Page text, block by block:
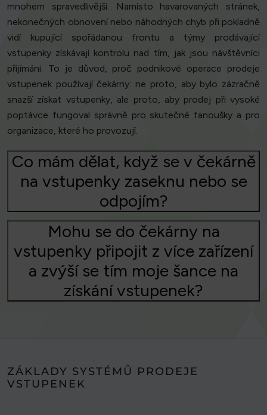
mnohem spravedlivější. Namísto havarovaných stránek,
nekonečných obnovení nebo náhodných chyb při pokladně
vidí kupující spořádanou frontu a týmy prodávající
vstupenky získávají kontrolu nad tím, jak jsou návštěvníci
přijímáni. To je důvod, proč podnikové operace prodeje
vstupenek používají čekárny: ne proto, aby bylo zázračně
snazší získat vstupenky, ale proto, aby prodej při vysoké
poptávce fungoval správně pro skutečné fanoušky a pro
organizace, které ho provozují.
Co mám dělat, když se v čekárně
na vstupenky zaseknu nebo se
odpojím?
Mohu se do čekárny na
vstupenky připojit z více zařízení
a zvýší se tím moje šance na
získání vstupenek?
ZÁKLADY SYSTÉMŮ PRODEJE
VSTUPENEK